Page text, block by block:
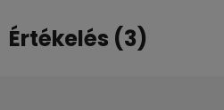
Értékelés (3)